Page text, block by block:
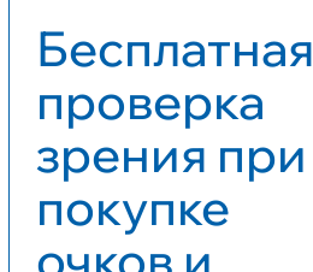
Бесплатная
проверка
зрения при
покупке
очков и